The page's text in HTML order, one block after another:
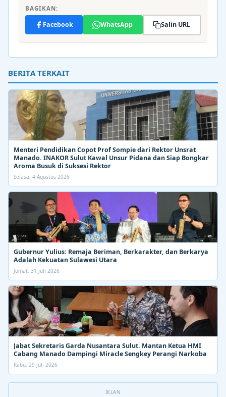
BAGIKAN:
Facebook WhatsApp Salin URL
BERITA TERKAIT
Menteri Pendidikan Copot Prof Sompie dari Rektor Unsrat
Manado. INAKOR Sulut Kawal Unsur Pidana dan Siap Bongkar
Aroma Busuk di Suksesi Rektor
Selasa, 4 Agustus 2026
Gubernur Yulius: Remaja Beriman, Berkarakter, dan Berkarya
Adalah Kekuatan Sulawesi Utara
Jumat, 31 Juli 2026
Jabat Sekretaris Garda Nusantara Sulut. Mantan Ketua HMI
Cabang Manado Dampingi Miracle Sengkey Perangi Narkoba
Rabu, 29 Juli 2026
IKLAN